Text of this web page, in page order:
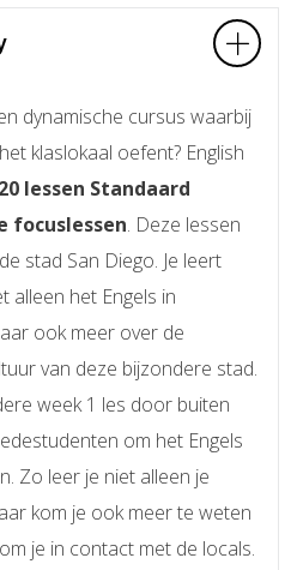
dynamische cursus waarbij
klaslokaal oefent? English
20 lessen Standaard
focuslessen. Deze lessen
stad San Diego. Je leert
alleen het Engels in
ook meer over de
van deze bijzondere stad.
week 1 les door buiten
om het Engels
Zo leer je niet alleen je
kom je ook meer te weten
je in contact met de locals.